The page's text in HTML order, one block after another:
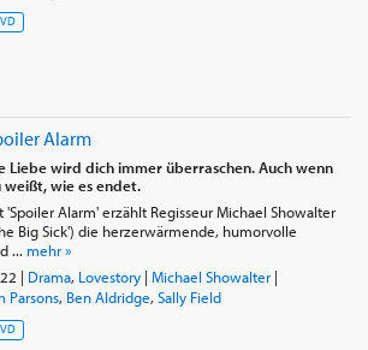
Alarm
Liebe wird dich immer überraschen. Auch wenn
weißt, wie es endet.
'Spoiler Alarm' erzählt Regisseur Michael Showalter
Big Sick') die herzerwärmende, humorvolle
... mehr »
| Drama, Lovestory| Michael Showalter|
Parsons, Ben Aldridge, Sally Field